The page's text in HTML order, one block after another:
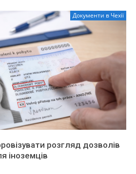
Документи в Чехії
розгляд дозволів
іноземців